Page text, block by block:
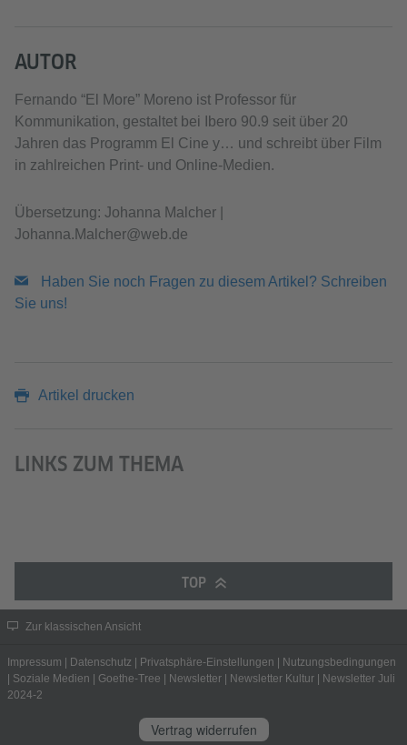
AUTOR
Fernando “El More” Moreno ist Professor für
Kommunikation, gestaltet bei Ibero 90.9 seit über 20
Jahren das Programm El Cine y… und schreibt über Film
in zahlreichen Print- und Online-Medien.
Übersetzung: Johanna Malcher |
Johanna.Malcher@web.de
Haben Sie noch Fragen zu diesem Artikel? Schreiben
Sie uns!
Artikel drucken
LINKS ZUM THEMA
TOP
Zur klassischen Ansicht
Impressum Datenschutz Privatsphäre-Einstellungen
Nutzungsbedingungen
Soziale Medien Goethe-Tree Newsletter Newsletter Kultur
Newsletter Juli
2024-2
Vertrag widerrufen